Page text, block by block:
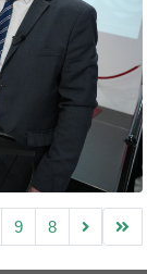
8
9
10
11